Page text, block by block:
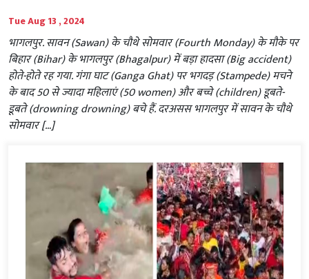
Tue Aug 13 , 2024
भागलपुर. सावन (Sawan) के चौथे सोमवार (Fourth Monday) के मौके पर
बिहार (Bihar) के भागलपुर (Bhagalpur) में बड़ा हादसा (Big accident)
होते-होते रह गया. गंगा घाट (Ganga Ghat) पर भगदड़ (Stampede) मचने
के बाद 50 से ज्यादा महिलाएं (50 women) और बच्चे (children) डूबते-
डूबते (drowning drowning) बचे हैं. दरअसस भागलपुर में सावन के चौथे
सोमवार […]